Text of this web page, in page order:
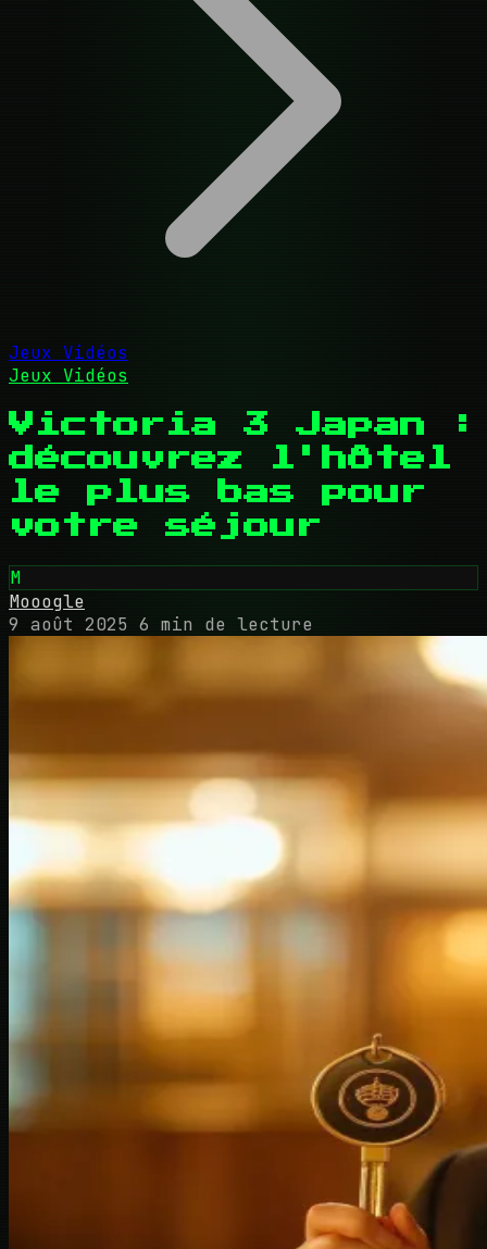
Jeux Vidéos
Jeux Vidéos
Victoria 3 Japan :
découvrez l'hôtel
le plus bas pour
votre séjour
M
Mooogle
9 août 2025 6 min de lecture